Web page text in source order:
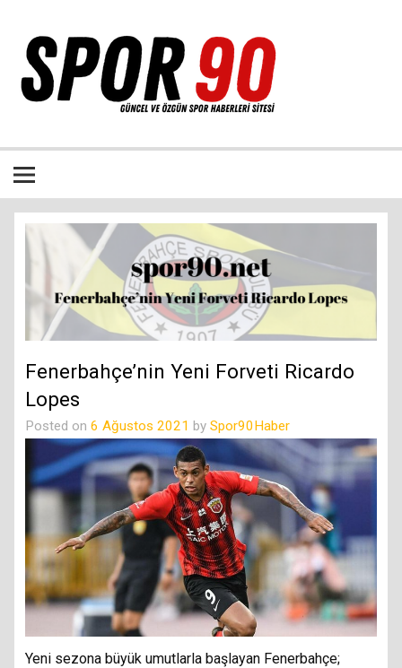
Fenerbahçe’nin Yeni Forveti Ricardo
Lopes
Posted on 6 Ağustos 2021 by Spor90Haber
Yeni sezona büyük umutlarla başlayan Fenerbahçe;